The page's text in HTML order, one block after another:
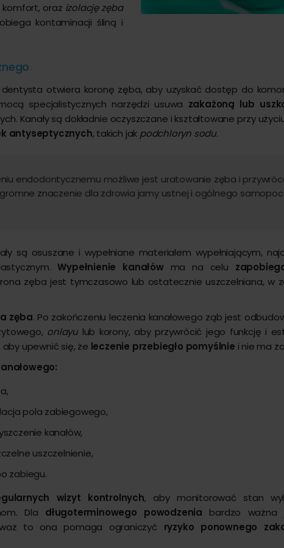
oraz izolację zęba
kontaminacji śliną i
otwiera koronę zęba, aby uzyskać dostęp do
specjalistycznych narzędzi usuwa zakażoną lub
Kanały są dokładnie oczyszczane i kształtowane przy
antyseptycznych, takich jak podchloryn sodu.
endodontycznemu możliwe jest uratowanie zęba i
znaczenie dla zdrowia jamy ustnej i ogólnego
są osuszane i wypełniane materiałem wypełniającym,
Wypełnienie kanałówma na celu
zęba jest tymczasowo lub ostatecznie uszczelniana, w
zęba. Po zakończeniu leczenia kanałowego ząb jest
onlayu lub korony, aby przywrócić jego funkcję i
upewnić się, że leczenie przebiegło pomyślnie i nie ma
pola zabiegowego,
kanałów,
uszczelnienie,
zabiegu.
wizyt kontrolnych, aby monitorować stan
Dla długoterminowego powodzenia bardzo ważna
to ona pomaga ograniczyć ryzyko ponownego